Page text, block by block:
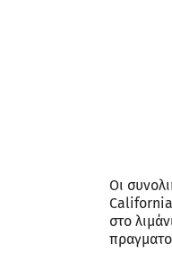
Οι
California
στο